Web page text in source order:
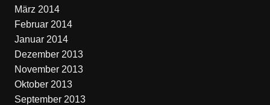
März 2014
Februar 2014
Januar 2014
Dezember 2013
November 2013
Oktober 2013
September 2013